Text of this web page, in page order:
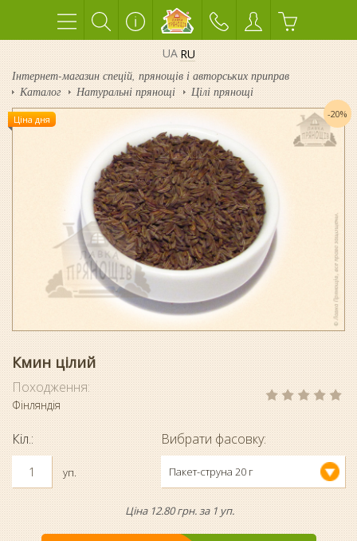
UA RU
Інтернет-магазин спецій, прянощів і авторських приправ
Каталог
Натуральні прянощі Цілі прянощі
Ціна дня -20%
Кмин цілий
Походження:
Фінляндія
Кіл.:
уп.
Вибрати фасовку:
Пакет-струна 20 г
Ціна 12.80 грн. за 1 уп.